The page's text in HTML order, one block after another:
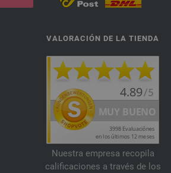
VALORACIÓN DE LA TIENDA
Nuestra empresa recopila
calificaciones a través de los